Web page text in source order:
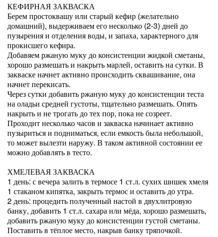
КЕФИРНАЯ ЗАКВАСКА
Берем простоквашу или старый кефир (желательно
домашний), выдерживаем его несколько (2-3) дней до
пузырения и отделения воды, и запаха, характерного для
прокисшего кефира.
Добавяем ржаную муку до консистенции жидкой сметаны,
хорошо размешать и накрыть марлей, оставить на сутки. В
закваске начнет активно происходить сквашивание, она
начнет перекисать.
Через сутки добавить ржаную муку до консистенции теста
на оладьи средней густоты, тщательно размешать. Опять
накрыть и не трогать до тех пор, пока не созреет.
Проходит несколько часов и закваска начинает активно
пузыриться и подниматься, если емкость была небольшой,
то может вылезти наружу. В таком активной состоянии ее
можно добавлять в тесто.
ХМЕЛЕВАЯ ЗАКВАСКА
1 день: с вечера залить в термосе 1 ст.л. сухих шишек хмеля
1 стаканом кипятка, закрыть термос и оставить до утра.
2 день: процедить полученный настой в двухлитровую
банку, добавить 1 ст.л. сахара или мёда, хорошо размешать,
добавить ржаную муку до консистенции густой сметаны.
Поставить в тёплое место, накрыв банку тряпочкой.